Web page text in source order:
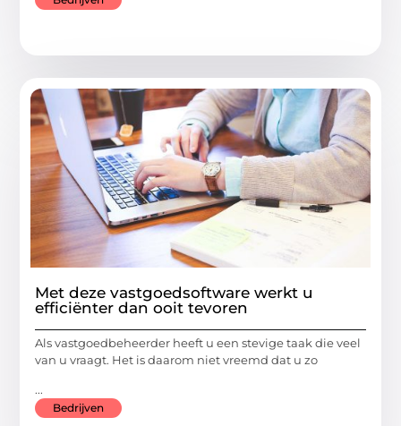
Met deze vastgoedsoftware werkt u
efficiënter dan ooit tevoren
Als vastgoedbeheerder heeft u een stevige taak die veel
van u vraagt. Het is daarom niet vreemd dat u zo
...
Bedrijven